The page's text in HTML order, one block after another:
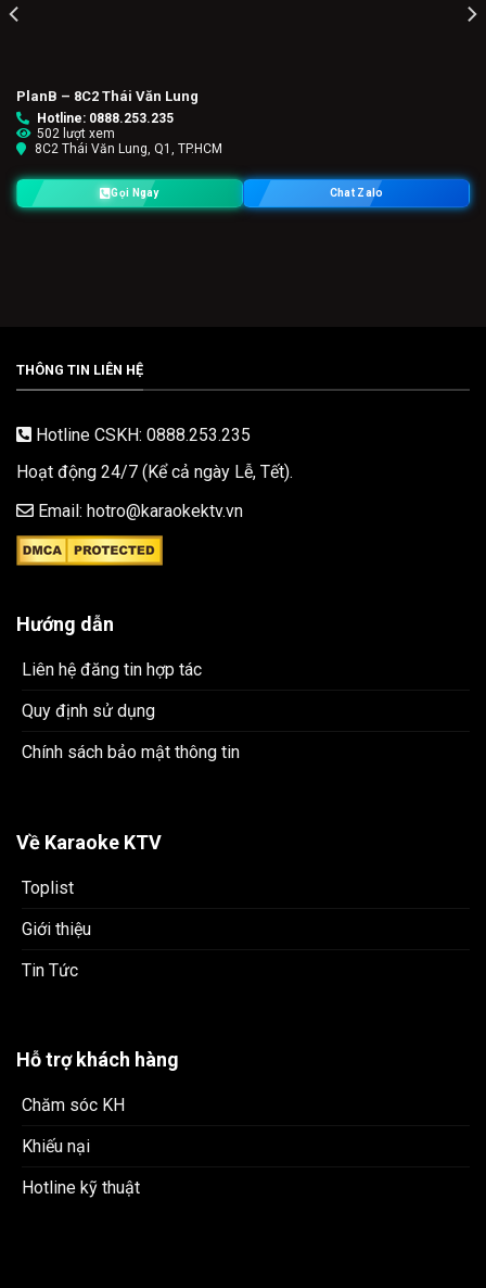
PlanB – 8C2 Thái Văn Lung
Hotline: 0888.253.235
502 lượt xem
8C2 Thái Văn Lung, Q1, TP.HCM
Gọi Ngay Chat Zalo
THÔNG TIN LIÊN HỆ
Hotline CSKH: 0888.253.235
Hoạt động 24/7 (Kể cả ngày Lễ, Tết).
Email: hotro@karaokektv.vn
Hướng dẫn
Liên hệ đăng tin hợp tác
Quy định sử dụng
Chính sách bảo mật thông tin
Về Karaoke KTV
Toplist
Giới thiệu
Tin Tức
Hỗ trợ khách hàng
Chăm sóc KH
Khiếu nại
Hotline kỹ thuật